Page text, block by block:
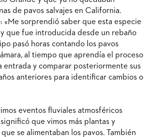
de pavos salvajes en California.
«Me sorprendió saber que esta especie
que fue introducida desde un rebaño
pasó horas contando los pavos
al tiempo que aprendía el proceso
entrada y comparar posteriormente sus
anteriores para identificar cambios o
eventos fluviales atmosféricos
que vimos más plantas y
se alimentaban los pavos. También